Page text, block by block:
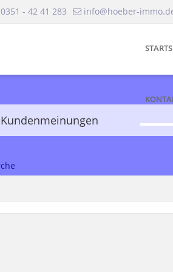
0351 - 42 41 283 info@hoeber-
Kundenmeinungen